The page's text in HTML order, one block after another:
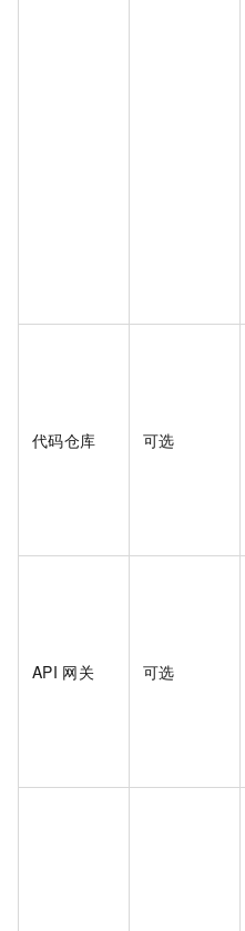
代码仓库 可选
API 网关 可选